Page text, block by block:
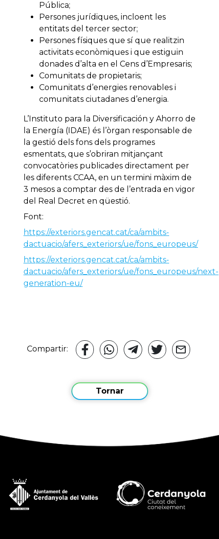
Pública;
Persones jurídiques, incloent les
entitats del tercer sector;
Persones físiques que sí que realitzin
activitats econòmiques i que estiguin
donades d’alta en el Cens d’Empresaris;
Comunitats de propietaris;
Comunitats d’energies renovables i
comunitats ciutadanes d’energia.
L’Instituto para la Diversificación y Ahorro de
la Energía (IDAE) és l’òrgan responsable de
la gestió dels fons dels programes
esmentats, que s’obriran mitjançant
convocatòries publicades directament per
les diferents CCAA, en un termini màxim de
3 mesos a comptar des de l’entrada en vigor
del Real Decret en qüestió.
Font:
https://exteriors.gencat.cat/ca/ambits-
dactuacio/afers_exteriors/ue/fons_europeus/
https://exteriors.gencat.cat/ca/ambits-
dactuacio/afers_exteriors/ue/fons_europeus/next-
generation-eu/
Compartir:
Tornar